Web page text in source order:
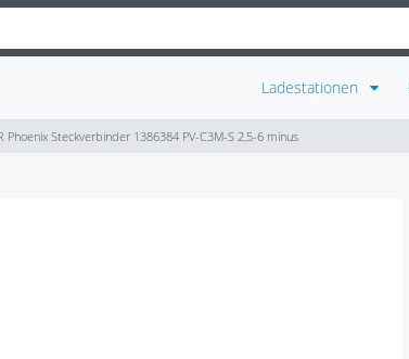
Ladestationen
Phoenix Steckverbinder 1386384 PV-C3M-S 2,5-6 minus